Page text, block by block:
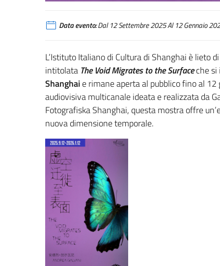
Data evento:Dal 12 Settembre 2025 Al 12 Gennaio
L’Istituto Italiano di Cultura di Shanghai è lieto
intitolata The Void Migrates to the Surfaceche si
Shanghaie rimane aperta al pubblico fino al
audiovisiva multicanale ideata e realizzata da
Fotografiska Shanghai, questa mostra offre
nuova dimensione temporale.